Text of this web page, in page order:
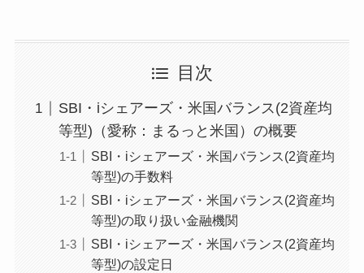
目次
SBI・iシェアーズ・米国バランス(2資産均
等型)（愛称：まるっと米国）の概要
SBI・iシェアーズ・米国バランス(2資産均
等型)の手数料
SBI・iシェアーズ・米国バランス(2資産均
等型)の取り扱い金融機関
SBI・iシェアーズ・米国バランス(2資産均
等型)の設定日